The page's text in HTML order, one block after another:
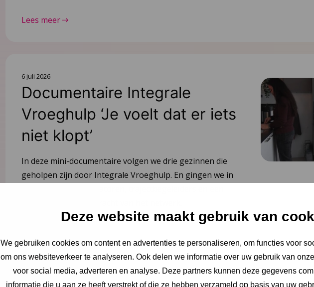
Deze website maakt gebruik van
We gebruiken cookies om content en advertenties te personaliseren, om functies voor
om ons websiteverkeer te analyseren. Ook delen we informatie over uw gebruik van
voor social media, adverteren en analyse. Deze partners kunnen deze gegevens
informatie die u aan ze heeft verstrekt of die ze hebben verzameld op basis van uw
Lees meer
6 juli 2026
Documentaire Integrale
Vroeghulp ‘Je voelt dat er iets
niet klopt’
In deze mini-documentaire volgen we drie gezinnen die
geholpen zijn door Integrale Vroeghulp. En gingen we in